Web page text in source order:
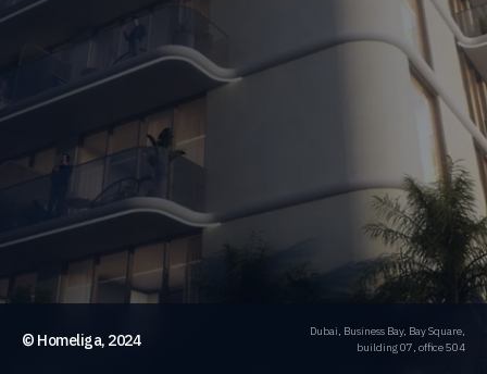
Dubai, Business Bay, Bay Square,
building 07, office 504
© Homeliga, 2024